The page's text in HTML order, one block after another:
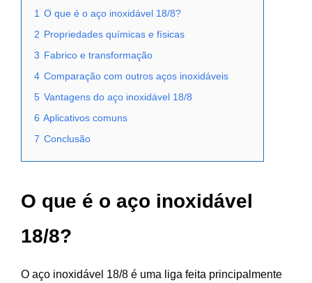
1 O que é o aço inoxidável 18/8?
2 Propriedades químicas e físicas
3 Fabrico e transformação
4 Comparação com outros aços inoxidáveis
5 Vantagens do aço inoxidável 18/8
6 Aplicativos comuns
7 Conclusão
O que é o aço inoxidável
18/8?
O aço inoxidável 18/8 é uma liga feita principalmente